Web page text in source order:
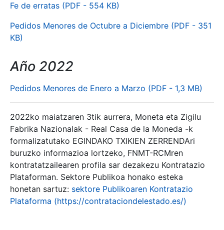
Fe de erratas (PDF - 554 KB)
Pedidos Menores de Octubre a Diciembre (PDF - 351
KB)
Año 2022
Pedidos Menores de Enero a Marzo (PDF - 1,3 MB)
2022ko maiatzaren 3tik aurrera, Moneta eta Zigilu
Fabrika Nazionalak - Real Casa de la Moneda -k
formalizatutako EGINDAKO TXIKIEN ZERRENDAri
buruzko informazioa lortzeko, FNMT-RCMren
kontratatzailearen profila sar dezakezu Kontratazio
Plataforman. Sektore Publikoa honako esteka
honetan sartuz: sektore Publikoaren Kontratazio
Plataforma (https://contrataciondelestado.es/)